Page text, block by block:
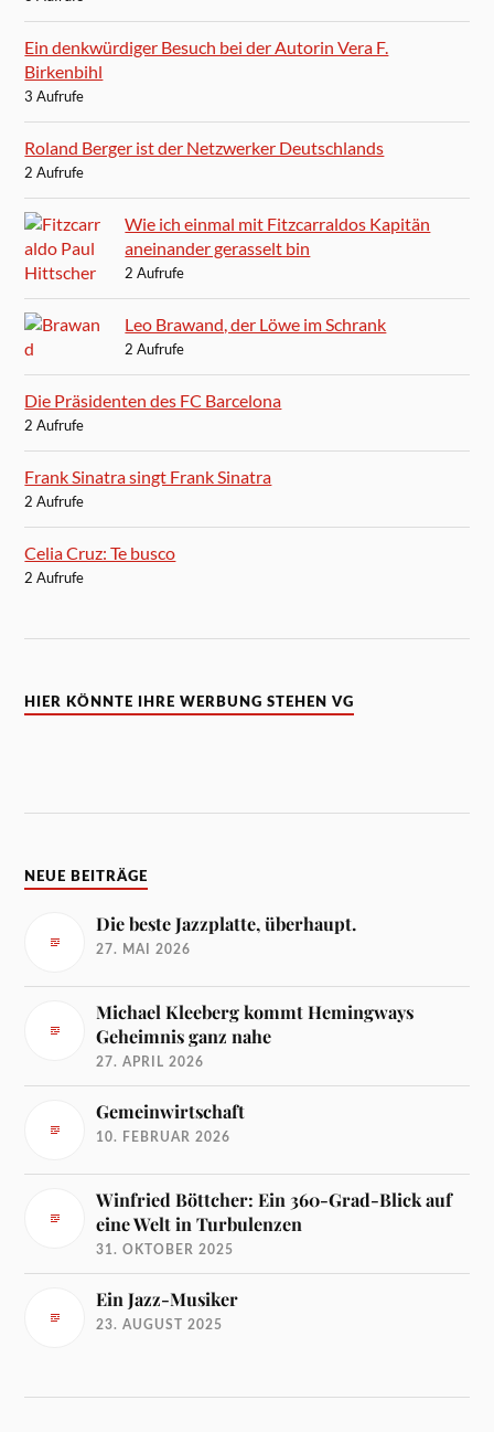
Ein denkwürdiger Besuch bei der Autorin Vera F.
Birkenbihl
3 Aufrufe
Roland Berger ist der Netzwerker Deutschlands
2 Aufrufe
Wie ich einmal mit Fitzcarraldos Kapitän
aneinander gerasselt bin
2 Aufrufe
Leo Brawand, der Löwe im Schrank
2 Aufrufe
Die Präsidenten des FC Barcelona
2 Aufrufe
Frank Sinatra singt Frank Sinatra
2 Aufrufe
Celia Cruz: Te busco
2 Aufrufe
HIER KÖNNTE IHRE WERBUNG STEHEN VG
NEUE BEITRÄGE
Die beste Jazzplatte, überhaupt.
27. MAI 2026
Michael Kleeberg kommt Hemingways
Geheimnis ganz nahe
27. APRIL 2026
Gemeinwirtschaft
10. FEBRUAR 2026
Winfried Böttcher: Ein 360-Grad-Blick auf
eine Welt in Turbulenzen
31. OKTOBER 2025
Ein Jazz-Musiker
23. AUGUST 2025